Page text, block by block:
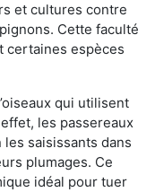
et cultures contre
Cette faculté
certaines espèces
qui utilisent
les passereaux
saisissants dans
plumages. Ce
idéal pour tuer